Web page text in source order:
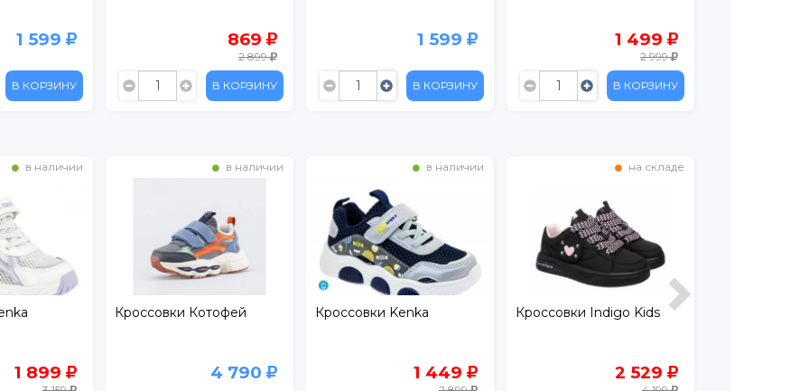
1 599
В КОРЗИНУ
869
2 899
В КОРЗИНУ
1 599
В КОРЗИНУ
1 499
2 999
В КОРЗИНУ
в наличии
1 899
в наличии
Кроссовки Котофей
4 790
в наличии
Кроссовки Kenka
1 449
на складе
Кроссовки Indigo Kids
2 529